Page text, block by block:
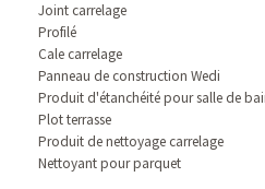
Joint carrelage
Profilé
Cale carrelage
Panneau de construction Wedi
Produit d'étanchéité pour salle de
Plot terrasse
Produit de nettoyage carrelage
Nettoyant pour parquet